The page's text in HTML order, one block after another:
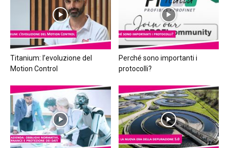
Titanium: l’evoluzione del
Motion Control
Perché sono importanti i
protocolli?